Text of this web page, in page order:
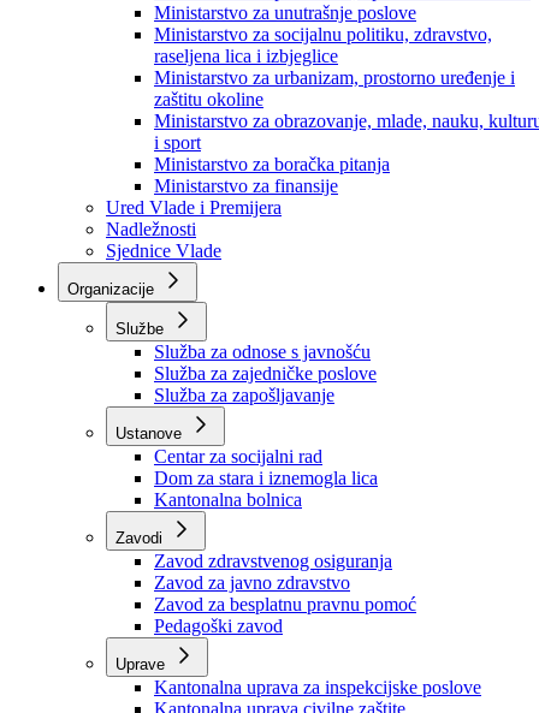
Ministarstva
Ministarstvo za privredu
Ministarstvo za pravosuđe, upravu i radne odnose
Ministarstvo za unutrašnje poslove
Ministarstvo za socijalnu politiku, zdravstvo,
raseljena lica i izbjeglice
Ministarstvo za urbanizam, prostorno uređenje i
zaštitu okoline
Ministarstvo za obrazovanje, mlade, nauku,
i sport
Ministarstvo za boračka pitanja
Ministarstvo za finansije
Ured Vlade i Premijera
Nadležnosti
Sjednice Vlade
Organizacije
Službe
Služba za odnose s javnošću
Služba za zajedničke poslove
Služba za zapošljavanje
Ustanove
Centar za socijalni rad
Dom za stara i iznemogla lica
Kantonalna bolnica
Zavodi
Zavod zdravstvenog osiguranja
Zavod za javno zdravstvo
Zavod za besplatnu pravnu pomoć
Pedagoški zavod